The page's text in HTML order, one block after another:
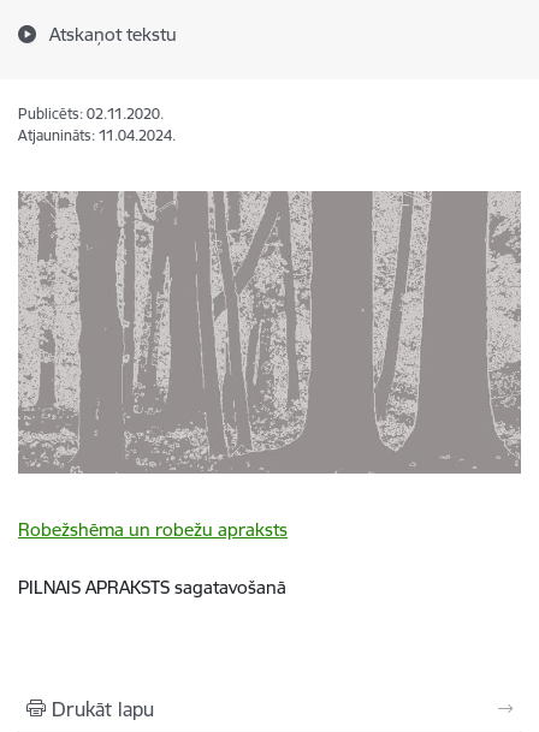
Atskaņot tekstu
Publicēts: 02.11.2020.
Atjaunināts: 11.04.2024.
Robežshēma un robežu apraksts
PILNAIS APRAKSTS sagatavošanā
Drukāt lapu